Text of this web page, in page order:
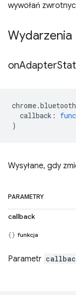
wywołań
Wydarzenia
onAdapter
chrome.bluetooth
callback :
)
Wysyłane, gdy
PARAMETRY
callback
funkcja
Parametr